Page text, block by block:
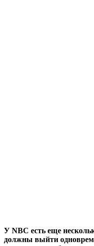
У NBC есть еще
должны выйти